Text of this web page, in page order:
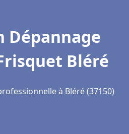
Bléré
à Bléré (37150)